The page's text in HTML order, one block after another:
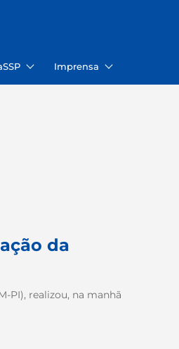
Imprensa
da
PI), realizou, na manhã